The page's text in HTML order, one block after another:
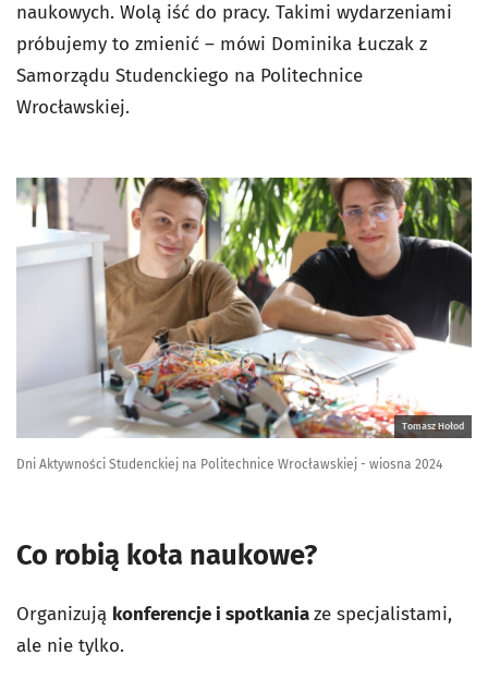
naukowych. Wolą iść do pracy. Takimi wydarzeniami
próbujemy to zmienić – mówi Dominika Łuczak z
Samorządu Studenckiego na Politechnice
Wrocławskiej.
Tomasz Hołod
Dni Aktywności Studenckiej na Politechnice Wrocławskiej - wiosna 2024
Co robią koła naukowe?
Organizują konferencje i spotkaniaze specjalistami,
ale nie tylko.